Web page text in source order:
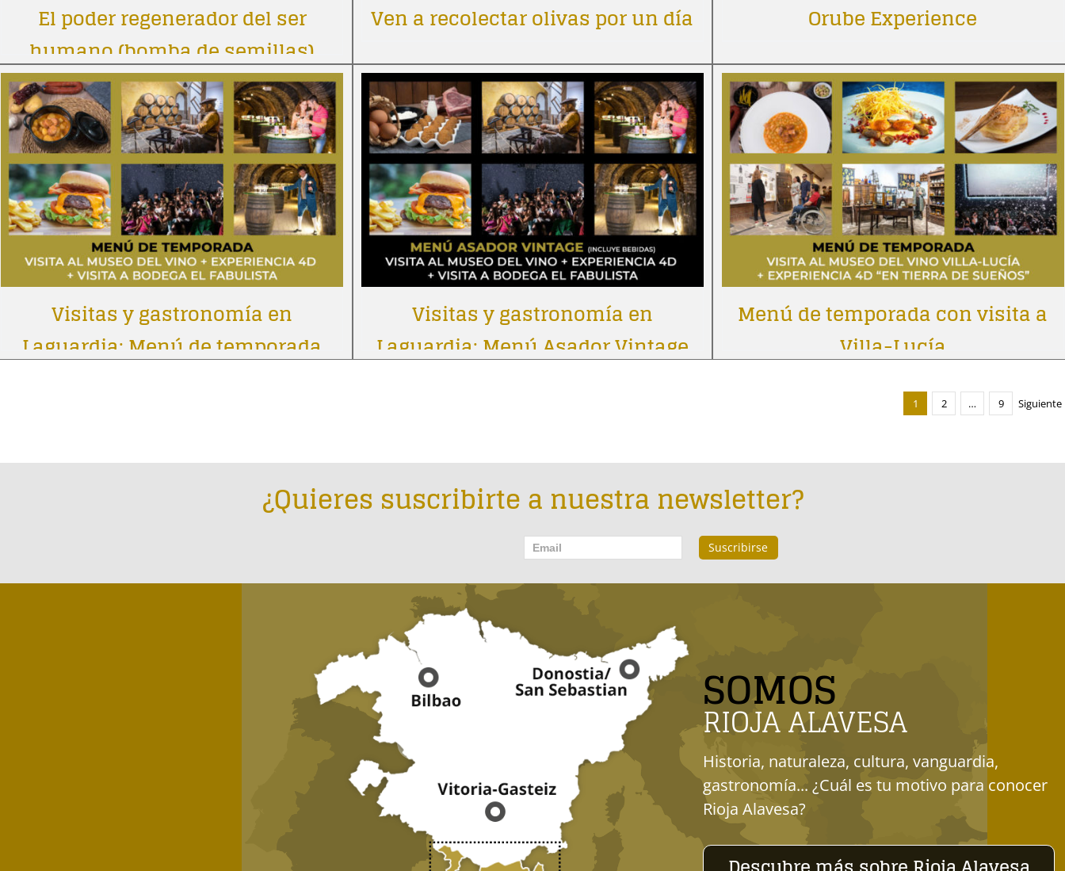
El poder regenerador del ser
humano (bomba de semillas)
Ven a recolectar olivas por un día Orube Experience
Visitas y gastronomía en
Laguardia: Menú de temporada
Visitas y gastronomía en
Laguardia: Menú Asador Vintage
Menú de temporada con visita a
Villa-Lucía
1 2 … 9 Siguiente
¿Quieres suscribirte a nuestra newsletter?
SOMOS
RIOJA ALAVESA
Historia, naturaleza, cultura, vanguardia,
gastronomía... ¿Cuál es tu motivo para conocer
Rioja Alavesa?